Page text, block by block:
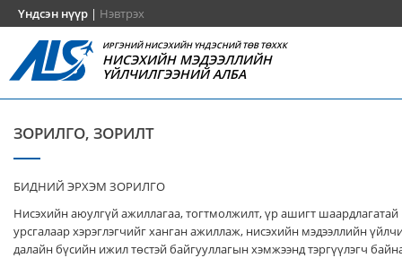
Үндсэн нүүр | Нэвтрэх
ИРГЭНИЙ НИСЭХИЙН ҮНДЭСНИЙ ТӨВ ТӨХХК
НИСЭХИЙН МЭДЭЭЛЛИЙН
ҮЙЛЧИЛГЭЭНИЙ АЛБА
ЗОРИЛГО, ЗОРИЛТ
БИДНИЙ ЭРХЭМ ЗОРИЛГО
Нисэхийн аюулгүй ажиллагаа, тогтмолжилт, үр ашигт шаардлагатай
урсгалаар хэрэглэгчийг ханган ажиллаж, нисэхийн мэдээллийн
далайн бүсийн ижил төстэй байгууллагын хэмжээнд тэргүүлэгч